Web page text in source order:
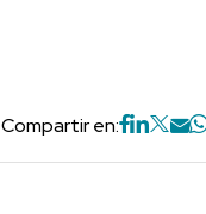
Compartir en: